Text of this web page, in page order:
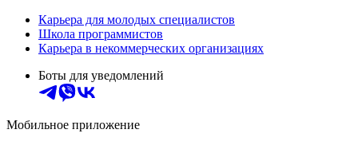
Карьера для молодых специалистов
Школа программистов
Карьера в некоммерческих организациях
Боты для уведомлений
Мобильное приложение